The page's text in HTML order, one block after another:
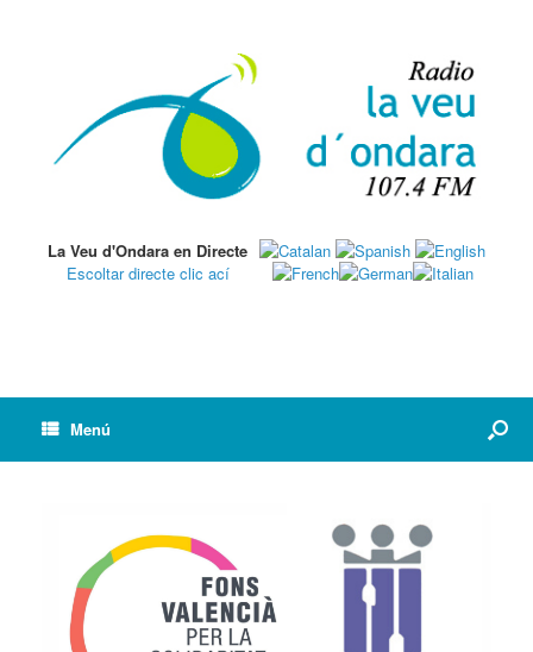
La Veu d'Ondara en Directe
Escoltar directe clic ací
Menú